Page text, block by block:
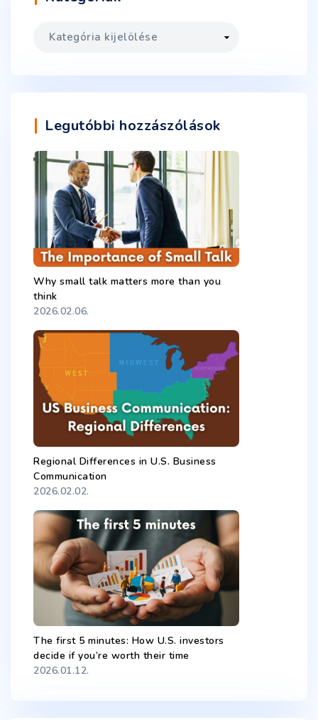
Legutóbbi hozzászólások
Why small talk matters more than you
think
2026.02.06.
Regional Differences in U.S. Business
Communication
2026.02.02.
The first 5 minutes: How U.S. investors
decide if you’re worth their time
2026.01.12.